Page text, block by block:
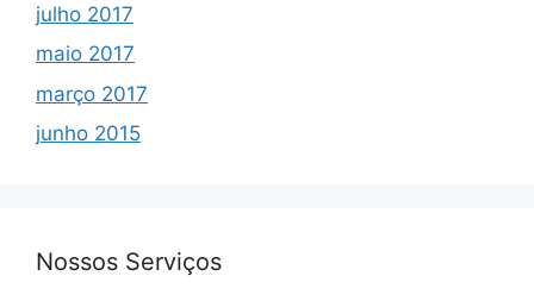
julho 2017
maio 2017
março 2017
junho 2015
Nossos Serviços